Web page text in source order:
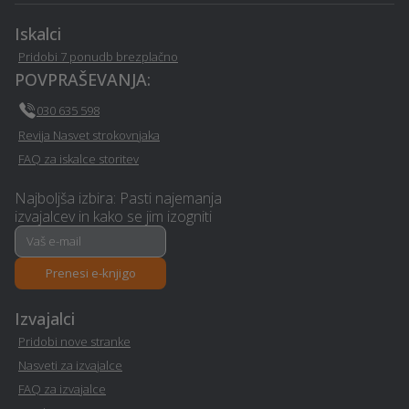
Izvedba polnilnice za
električna vozila -
Braslovce
Operacija oči - Braslovce
Prenova stanovanja na
ključ - Braslovce
Kozmetični salon -
Braslovce
Polepitev vozila -
Braslovce
Sanacija vlage - Braslovce
Iskalci
Pridobi 7 ponudb brezplačno
POVPRAŠEVANJA:
030 635 598
Revija Nasvet strokovnjaka
FAQ za iskalce storitev
Najboljša izbira: Pasti najemanja
izvajalcev in kako se jim izogniti
Prenesi e-knjigo
Izvajalci
Pridobi nove stranke
Nasveti za izvajalce
FAQ za izvajalce